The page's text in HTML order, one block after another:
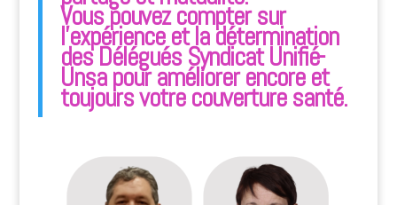
Vous pouvez compter sur
l’expérience et la détermination
des Délégués Syndicat Unifié-
Unsa pour améliorer encore et
toujours votre couverture santé.